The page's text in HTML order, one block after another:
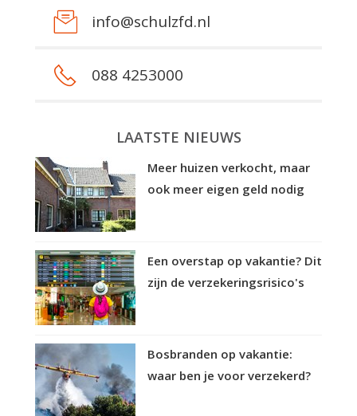
info@schulzfd.nl
088 4253000
LAATSTE NIEUWS
Meer huizen verkocht, maar
ook meer eigen geld nodig
Een overstap op vakantie? Dit
zijn de verzekeringsrisico's
Bosbranden op vakantie:
waar ben je voor verzekerd?